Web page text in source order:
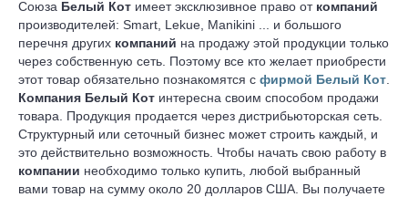
Союза Белый Кот имеет эксклюзивное право от компаний
производителей: Smart, Lekue, Manikini ... и большого
перечня других компаний на продажу этой продукции только
через собственную сеть. Поэтому все кто желает приобрести
этот товар обязательно познакомятся с фирмой Белый Кот
Компания Белый Кот интересна своим способом продажи
товара. Продукция продается через дистрибьюторская сеть.
Структурный или сеточный бизнес может строить каждый, и
это действительно возможность. Чтобы начать свою работу в
компании необходимо только купить, любой выбранный
вами товар на сумму около 20 долларов США. Вы получаете